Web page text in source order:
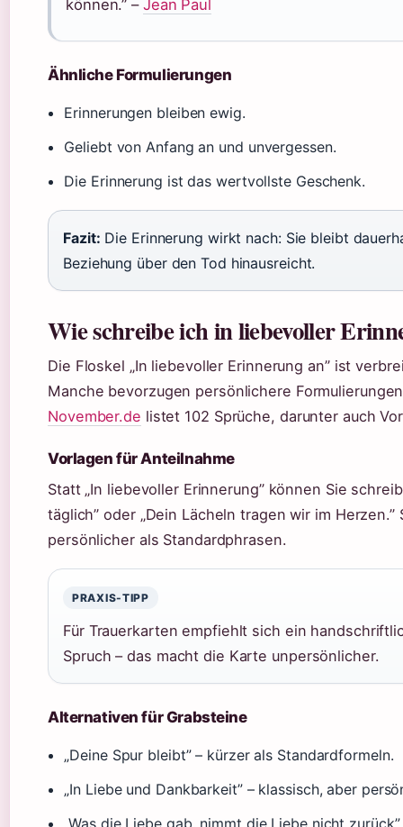
können.” – Jean Paul
Ähnliche Formulierungen
Erinnerungen bleiben ewig.
Geliebt von Anfang an und unvergessen.
Die Erinnerung ist das wertvollste Geschenk.
Fazit: Die Erinnerung wirkt nach: Sie bleibt
Beziehung über den Tod hinausreicht.
Wie schreibe ich in liebevoller
Die Floskel „In liebevoller Erinnerung an” ist
Manche bevorzugen persönlichere
November.de listet 102 Sprüche, darunter auch
Vorlagen für Anteilnahme
Statt „In liebevoller Erinnerung” können Sie
täglich” oder „Dein Lächeln tragen wir im
persönlicher als Standardphrasen.
PRAXIS-TIPP
Für Trauerkarten empfiehlt sich ein
Spruch – das macht die Karte unpersönlicher.
Alternativen für Grabsteine
„Deine Spur bleibt” – kürzer als Standardformeln.
„In Liebe und Dankbarkeit” – klassisch, aber
„Was die Liebe gab, nimmt die Liebe nicht